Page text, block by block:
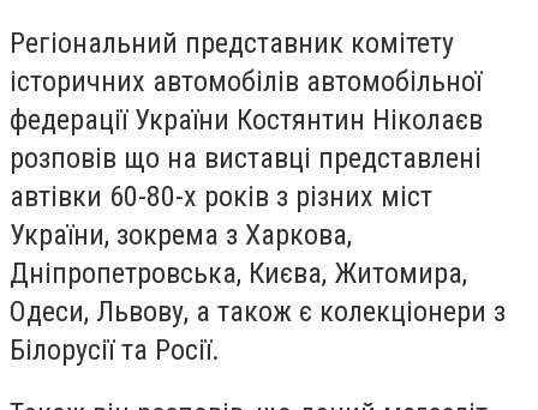
Регіональний представник комітету
історичних автомобілів автомобільної
федерації України Костянтин Ніколаєв
розповів що на виставці представлені
автівки 60-80-х років з різних міст
України, зокрема з Хaркова,
Дніпропетровська, Києва, Житомира,
Одеси, Львову, а також є колекціонери з
Білорусії та Росії.